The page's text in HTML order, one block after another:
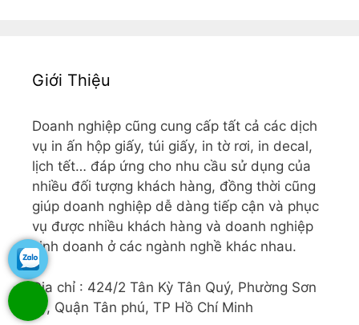
Giới Thiệu
Doanh nghiệp cũng cung cấp tất cả các dịch
vụ in ấn hộp giấy, túi giấy, in tờ rơi, in decal,
lịch tết… đáp ứng cho nhu cầu sử dụng của
nhiều đối tượng khách hàng, đồng thời cũng
giúp doanh nghiệp dễ dàng tiếp cận và phục
vụ được nhiều khách hàng và doanh nghiệp
kinh doanh ở các ngành nghề khác nhau.
Địa chỉ : 424/2 Tân Kỳ Tân Quý, Phường Sơn
Kỳ, Quận Tân phú, TP Hồ Chí Minh